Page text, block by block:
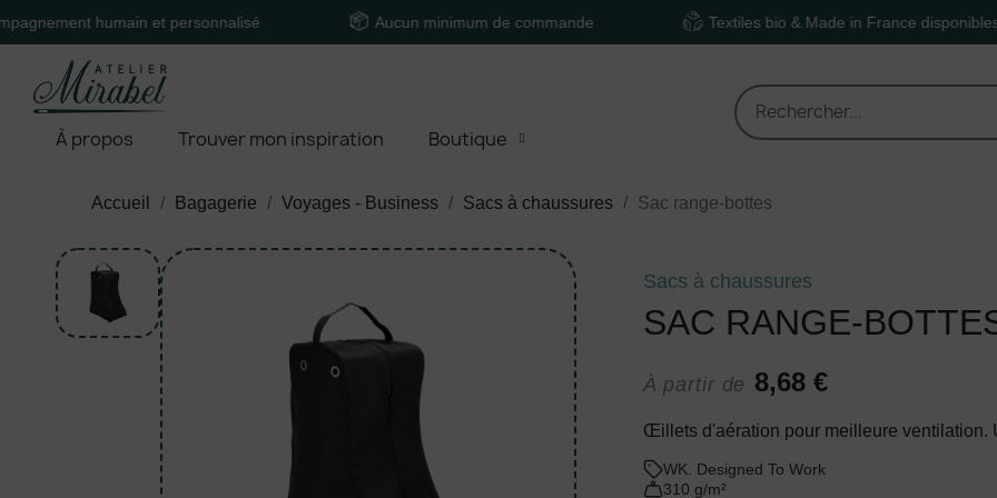
humain et personnalisé Aucun minimum de commande Textiles bio & Made in France disponibles
À propos Trouver mon inspiration Boutique
Accueil Bagagerie Voyages - Business Sacs à chaussures Sac range-bottes
Sacs à chaussures
SAC RANGE-
À partir de 8,68 €
Œillets d'aération pour meilleure ventilation.
WK. Designed To Work
310 g/m²